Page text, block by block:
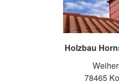
Holzbau
78465